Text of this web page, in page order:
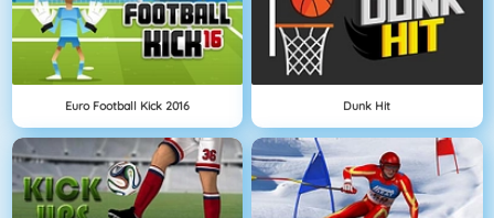
Euro Football Kick 2016 Dunk Hit